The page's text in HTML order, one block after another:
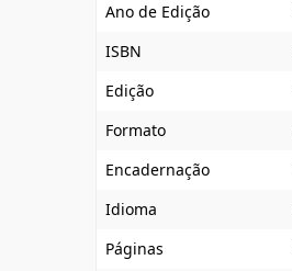
Ano de Edição
ISBN
Edição
Formato
Encadernação
Idioma
Páginas